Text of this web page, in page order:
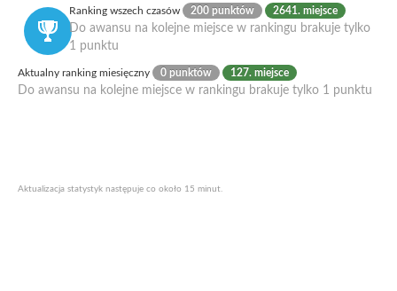
Ranking wszech czasów 200 punktów 2641. miejsce
Do awansu na kolejne miejsce w rankingu brakuje tylko
1 punktu
Aktualny ranking miesięczny 0 punktów 127. miejsce
Do awansu na kolejne miejsce w rankingu brakuje tylko 1 punktu
Aktualizacja statystyk następuje co około 15 minut.